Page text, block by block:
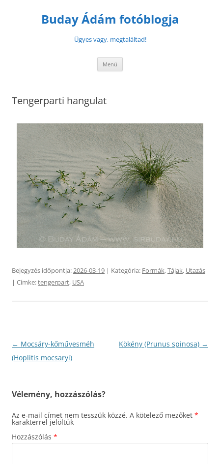
Buday Ádám fotóblogja
Ügyes vagy, megtaláltad!
Menü
Tengerparti hangulat
Bejegyzés időpontja:2026-03-19 | Kategória: Formák,Tájak, Utazás
| Címke:tengerpart, USA
Bejegyzés
navigáció
← Mocsáry-kőművesméh
(Hoplitis mocsaryi)
Kökény (Prunus spinosa) →
Vélemény, hozzászólás?
Az e-mail címet nem tesszük közzé. A kötelező mezőket *
karakterrel jelöltük
Hozzászólás *